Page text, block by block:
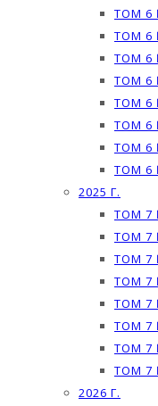
ТОМ 6
ТОМ 6
ТОМ 6
ТОМ 6
ТОМ 6
ТОМ 6
ТОМ 6
ТОМ 6
2025 Г.
ТОМ 7
ТОМ 7
ТОМ 7
ТОМ 7
ТОМ 7
ТОМ 7
ТОМ 7
ТОМ 7
2026 Г.